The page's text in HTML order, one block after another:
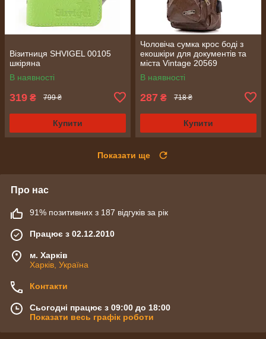
Візитниця SHVIGEL 00105
шкіряна
В наявності
319 ₴ 799 ₴
Купити
Чоловіча сумка крос боді з
екошкіри для документів та
міста Vintage 20569
Коричнева
В наявності
287 ₴ 718 ₴
Купити
Показати ще
Про нас
91% позитивних з 187 відгуків за рік
Працює з 02.12.2010
м. Харків
Харків, Україна
Контакти
Сьогодні працює з 09:00 до 18:00
Показати весь графік роботи